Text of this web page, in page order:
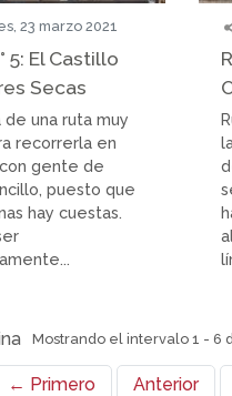
23 marzo 2021
5: El Castillo
Secas
una ruta muy
recorrerla en
gente de
puesto que
hay cuestas.
Mostrando el intervalo 1 - 6
← Primero Anterior